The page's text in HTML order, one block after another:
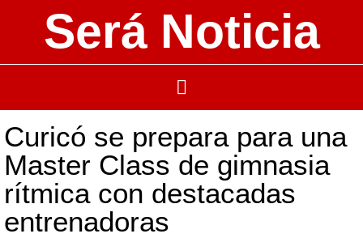
Será Noticia
Curicó se prepara para una
Master Class de gimnasia
rítmica con destacadas
entrenadoras